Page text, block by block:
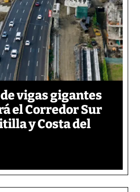
vigas gigantes
el Corredor Sur
y Costa del